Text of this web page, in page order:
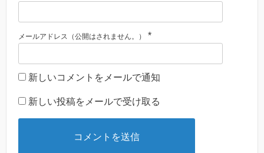
メールアドレス（公開はされません。） *
新しいコメントをメールで通知
新しい投稿をメールで受け取る